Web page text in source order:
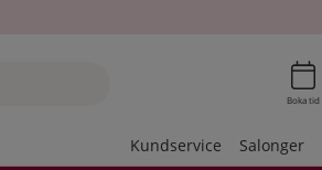
Boka tid
Kundservice Salonger